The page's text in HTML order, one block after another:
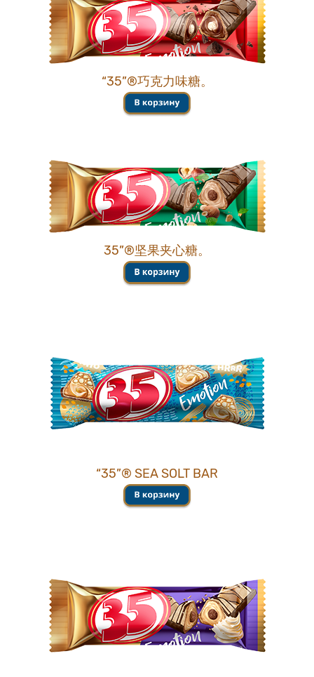
“35”®巧克力味糖。
35”®坚果夹心糖。
“35”® SEA SOLT BAR